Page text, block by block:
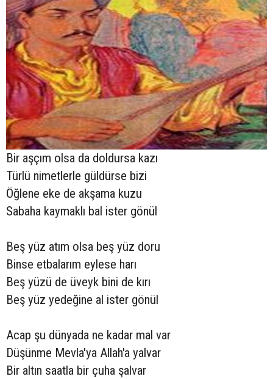
Bir aşçım olsa da doldursa kazı
Türlü nimetlerle güldürse bizi
Öğlene eke de akşama kuzu
Sabaha kaymaklı bal ister gönül
Beş yüz atım olsa beş yüz doru
Binse etbalarım eylese harı
Beş yüzü de üveyk bini de kırı
Beş yüz yedeğine al ister gönül
Acap şu dünyada ne kadar mal var
Düşünme Mevla'ya Allah'a yalvar
Bir altın saatla bir çuha şalvar